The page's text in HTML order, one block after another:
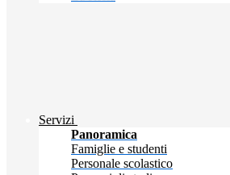
Servizi
Panoramica
Famiglie e studenti
Personale scolastico